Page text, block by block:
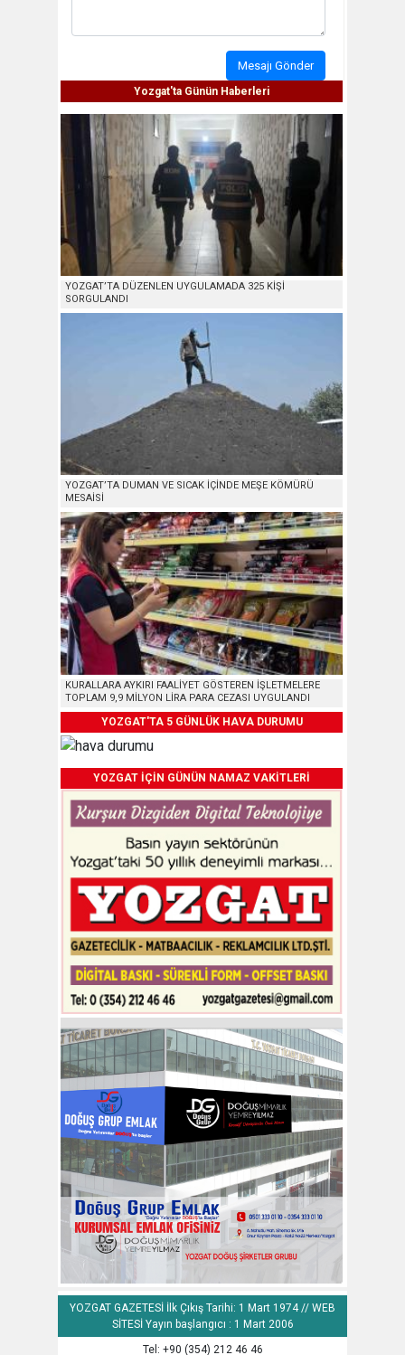
Mesajı Gönder
Yozgat'ta Günün Haberleri
YOZGAT’TA DÜZENLEN UYGULAMADA 325 KİŞİ
SORGULANDI
YOZGAT’TA DUMAN VE SICAK İÇİNDE MEŞE KÖMÜRÜ
MESAİSİ
KURALLARA AYKIRI FAALİYET GÖSTEREN İŞLETMELERE
TOPLAM 9,9 MİLYON LİRA PARA CEZASI UYGULANDI
YOZGAT'TA 5 GÜNLÜK HAVA DURUMU
YOZGAT İÇİN GÜNÜN NAMAZ VAKİTLERİ
YOZGAT GAZETESİ İlk Çıkış Tarihi: 1 Mart 1974 // WEB
SİTESİ Yayın başlangıcı : 1 Mart 2006
Tel: +90 (354) 212 46 46